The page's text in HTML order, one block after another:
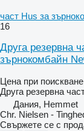
част Hus за
16
Друга резервна
зърнокомбайн
Цена при поискване
Друга резервна
Дания, Hemmet
Chr. Nielsen -
Свържете се с